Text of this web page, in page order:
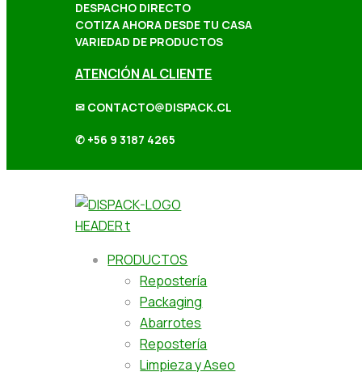
DESPACHO DIRECTO
COTIZA AHORA DESDE TU CASA
VARIEDAD DE PRODUCTOS
ATENCIÓN AL CLIENTE
✉ CONTACTO@DISPACK.CL
✆ +56 9 3187 4265
PRODUCTOS
Repostería
Packaging
Abarrotes
Repostería
Limpieza y Aseo